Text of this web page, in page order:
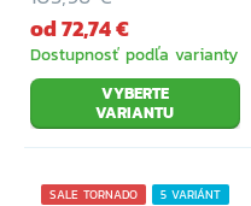
od 72,74 €
Dostupnosť podľa varianty
VYBERTE
VARIANTU
SALE TORNADO
5 VARIÁNT